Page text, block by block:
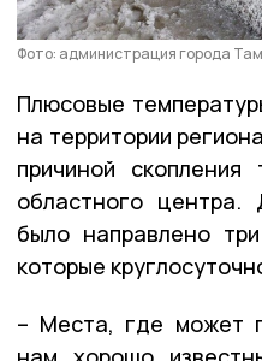
Фото: администрация города
Плюсовые
на территории
причиной
областного
было направлено
которые
– Места, где может